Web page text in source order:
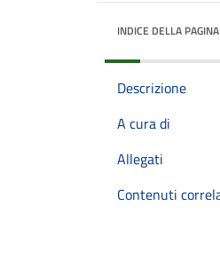
INDICE DELLA PAGINA
Descrizione
A cura di
Allegati
Contenuti